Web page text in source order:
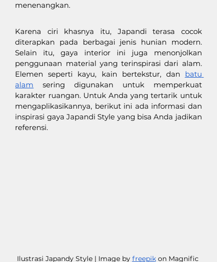
menenangkan.
Karena ciri khasnya itu, Japandi terasa cocok
diterapkan pada berbagai jenis hunian modern.
Selain itu, gaya interior ini juga menonjolkan
penggunaan material yang terinspirasi dari alam.
Elemen seperti kayu, kain bertekstur, dan batu
alam sering digunakan untuk memperkuat
karakter ruangan. Untuk Anda yang tertarik untuk
mengaplikasikannya, berikut ini ada informasi dan
inspirasi gaya Japandi Style yang bisa Anda jadikan
referensi.
Ilustrasi Japandy Style | Image by freepik on Magnific